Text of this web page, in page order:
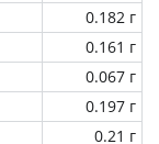
0.182 г
0.161 г
0.067 г
0.197 г
0.21 г